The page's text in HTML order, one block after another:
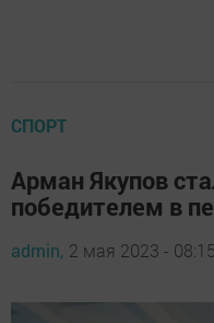
СПОРТ
Арман Якупов
победителем в
admin, 2 мая 2023 - 08:15